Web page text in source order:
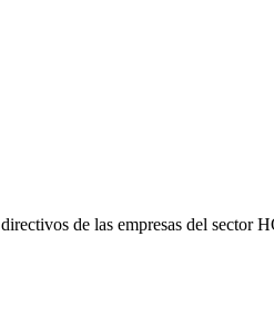
de las empresas del sector